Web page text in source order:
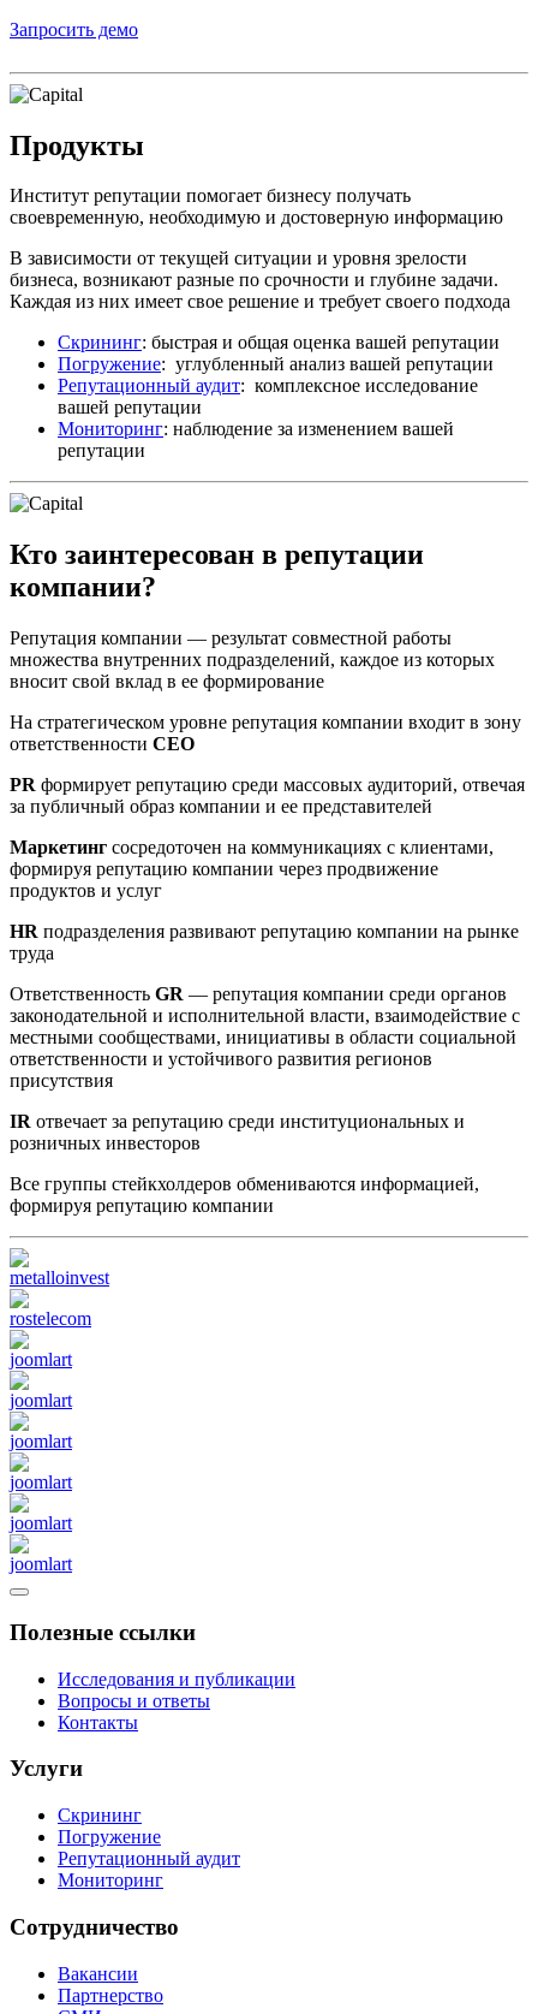
Запросить демо
Продукты
Институт репутации помогает бизнесу получать
своевременную, необходимую и достоверную информацию
В зависимости от текущей ситуации и уровня зрелости
бизнеса, возникают разные по срочности и глубине задачи.
Каждая из них имеет свое решение и требует своего подхода
Скрининг: быстрая и общая оценка вашей репутации
Погружение: углубленный анализ вашей репутации
Репутационный аудит: комплексное исследование
вашей репутации
Мониторинг: наблюдение за изменением вашей
репутации
Кто заинтересован в репутации
компании?
Репутация компании — результат совместной работы
множества внутренних подразделений, каждое из которых
вносит свой вклад в ее формирование
На стратегическом уровне репутация компании входит в зону
ответственности CEO
PR формирует репутацию среди массовых аудиторий, отвечая
за публичный образ компании и ее представителей
Маркетинг сосредоточен на коммуникациях с клиентами,
формируя репутацию компании через продвижение
продуктов и услуг
HR подразделения развивают репутацию компании на рынке
труда
Ответственность GR — репутация компании среди органов
законодательной и исполнительной власти, взаимодействие с
местными сообществами, инициативы в области социальной
ответственности и устойчивого развития регионов
присутствия
IR отвечает за репутацию среди институциональных и
розничных инвесторов
Все группы стейкхолдеров обмениваются информацией,
формируя репутацию компании
Полезные ссылки
Исследования и публикации
Вопросы и ответы
Контакты
Услуги
Скрининг
Погружение
Репутационный аудит
Мониторинг
Сотрудничество
Вакансии
Партнерство